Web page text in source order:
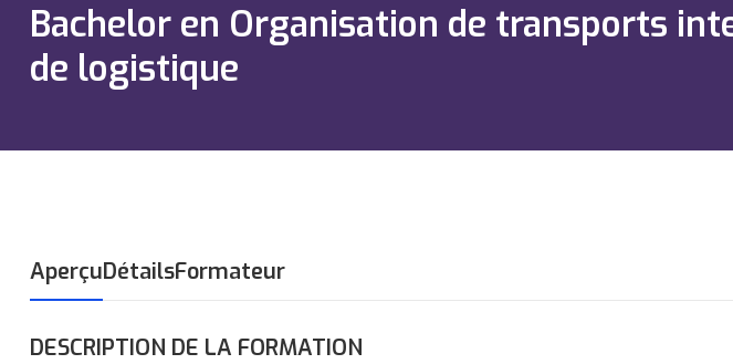
Bachelor en Organisation de transports
de logistique
AperçuDétailsFormateur
DESCRIPTION DE LA FORMATION